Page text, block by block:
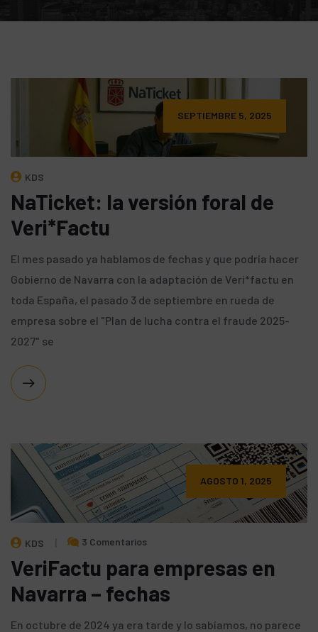
SEPTIEMBRE 5, 2025
KDS
NaTicket: la versión foral de
Veri*Factu
El mes pasado ya hablamos de fechas y que podría hacer
Gobierno de Navarra con la adaptación de Veri*factu en
toda España, el pasado 3 de septiembre en rueda de
empresa sobre el "Plan de lucha contra el fraude 2025-
2027" se
AGOSTO 1, 2025
KDS 3 Comentarios
VeriFactu para empresas en
Navarra – fechas
En octubre de 2024 ya era tarde y lo sabíamos, no parece